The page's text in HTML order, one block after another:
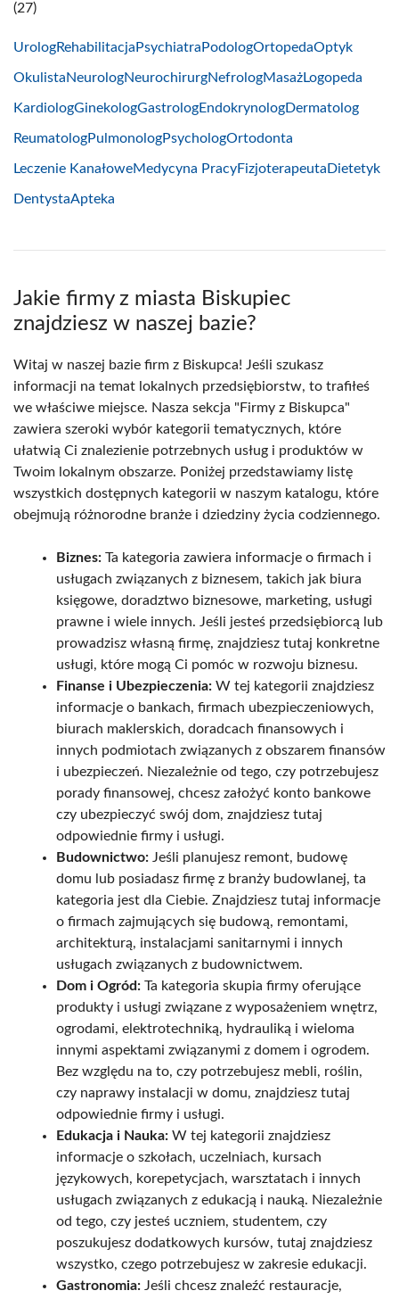
(27)
UrologRehabilitacja Psychiatra PodologOrtopedaOptyk
OkulistaNeurologNeurochirurgNefrologMasażLogopeda
KardiologGinekologGastrologEndokrynologDermatolog
ReumatologPulmonologPsychologOrtodonta
Leczenie KanałoweMedycyna PracyFizjoterapeuta Dietetyk
DentystaApteka
Jakie firmy z miasta Biskupiec
znajdziesz w naszej bazie?
Witaj w naszej bazie firm z Biskupca! Jeśli szukasz
informacji na temat lokalnych przedsiębiorstw, to trafiłeś
we właściwe miejsce. Nasza sekcja "Firmy z Biskupca"
zawiera szeroki wybór kategorii tematycznych, które
ułatwią Ci znalezienie potrzebnych usług i produktów w
Twoim lokalnym obszarze. Poniżej przedstawiamy listę
wszystkich dostępnych kategorii w naszym katalogu, które
obejmują różnorodne branże i dziedziny życia codziennego.
Biznes: Ta kategoria zawiera informacje o firmach i
usługach związanych z biznesem, takich jak biura
księgowe, doradztwo biznesowe, marketing, usługi
prawne i wiele innych. Jeśli jesteś przedsiębiorcą lub
prowadzisz własną firmę, znajdziesz tutaj konkretne
usługi, które mogą Ci pomóc w rozwoju biznesu.
Finanse i Ubezpieczenia: W tej kategorii znajdziesz
informacje o bankach, firmach ubezpieczeniowych,
biurach maklerskich, doradcach finansowych i
innych podmiotach związanych z obszarem finansów
i ubezpieczeń. Niezależnie od tego, czy potrzebujesz
porady finansowej, chcesz założyć konto bankowe
czy ubezpieczyć swój dom, znajdziesz tutaj
odpowiednie firmy i usługi.
Budownictwo: Jeśli planujesz remont, budowę
domu lub posiadasz firmę z branży budowlanej, ta
kategoria jest dla Ciebie. Znajdziesz tutaj informacje
o firmach zajmujących się budową, remontami,
architekturą, instalacjami sanitarnymi i innych
usługach związanych z budownictwem.
Dom i Ogród: Ta kategoria skupia firmy oferujące
produkty i usługi związane z wyposażeniem wnętrz,
ogrodami, elektrotechniką, hydrauliką i wieloma
innymi aspektami związanymi z domem i ogrodem.
Bez względu na to, czy potrzebujesz mebli, roślin,
czy naprawy instalacji w domu, znajdziesz tutaj
odpowiednie firmy i usługi.
Edukacja i Nauka: W tej kategorii znajdziesz
informacje o szkołach, uczelniach, kursach
językowych, korepetycjach, warsztatach i innych
usługach związanych z edukacją i nauką. Niezależnie
od tego, czy jesteś uczniem, studentem, czy
poszukujesz dodatkowych kursów, tutaj znajdziesz
wszystko, czego potrzebujesz w zakresie edukacji.
Gastronomia: Jeśli chcesz znaleźć restauracje,